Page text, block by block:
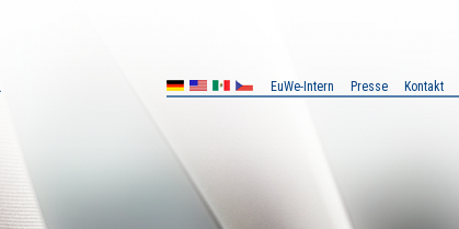
EuWe-Intern Presse Kontakt